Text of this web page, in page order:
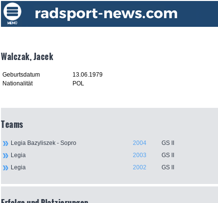
Walczak, Jacek
Geburtsdatum
13.06.1979
Nationalität
POL
Teams
Legia Bazyliszek - Sopro 2004
GS II
Legia
2003
GS II
Legia
2002 GS II